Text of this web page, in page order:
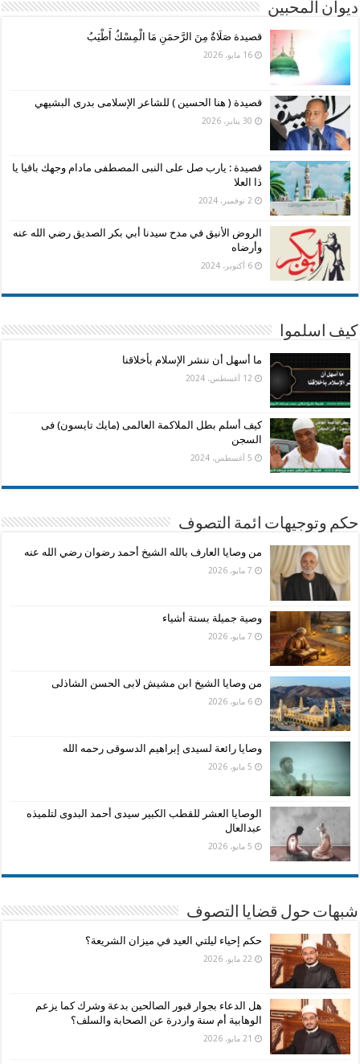
ديوان المحبين
قصيدة صَلَاةٌ مِنَ الرَّحمَنِ مَا الْمِسْكُ أَطْيَبُ
16 مايو، 2026
قصيدة ( هنا الحسين ) للشاعر الإسلامى بدرى البشيهي
30 يناير، 2026
قصيدة : يارب صل على النبى المصطفى مادام وجهك باقيا يا
ذا العلا
2 نوفمبر، 2024
الروض الأنيق في مدح سيدنا أبي بكر الصديق رضي الله عنه
وأرضاه
6 أكتوبر، 2024
كيف اسلموا
ما أسهل أن ننشر الإسلام بأخلاقنا
12 أغسطس، 2024
كيف أسلم بطل الملاكمة العالمى (مايك تايسون) فى
السجن
5 أغسطس، 2024
حكم وتوجيهات ائمة التصوف
من وصايا العارف بالله الشيخ أحمد رضوان رضي الله عنه
7 مايو، 2026
وصية جميلة بستة أشياء
7 مايو، 2026
من وصايا الشيخ ابن مشيش لابى الحسن الشاذلى
6 مايو، 2026
وصايا رائعة لسيدى إبراهيم الدسوقى رحمه الله
5 مايو، 2026
الوصايا العشر للقطب الكبير سيدى أحمد البدوى لتلميذه
عبدالعال
5 مايو، 2026
شبهات حول قضايا التصوف
حكم إحياء ليلتي العيد في ميزان الشريعة؟
22 مايو، 2026
هل الدعاء بجوار قبور الصالحين بدعة وشرك كما يزعم
الوهابية أم سنة واردرة عن الصحابة والسلف؟
21 مايو، 2026